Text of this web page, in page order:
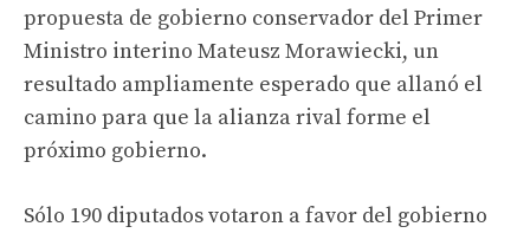
propuesta de gobierno conservador del Primer
Ministro interino Mateusz Morawiecki, un
resultado ampliamente esperado que allanó el
camino para que la alianza rival forme el
próximo gobierno.
Sólo 190 diputados votaron a favor del gobierno